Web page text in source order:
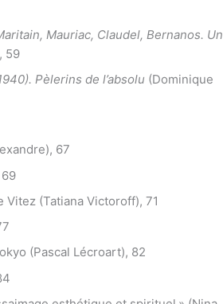
Mauriac, Claudel, Bernanos. Un
59
Pèlerins de l’absolu (Dominique
67
Vitez (Tatiana Victoroff), 71
(Pascal Lécroart), 82